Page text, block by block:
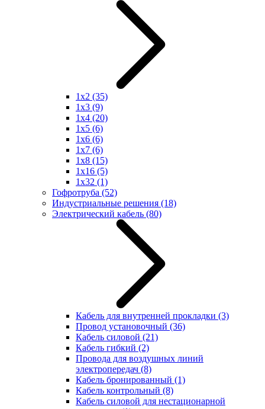
1x2 (35)
1x3 (9)
1x4 (20)
1x5 (6)
1x6 (6)
1x7 (6)
1x8 (15)
1x16 (5)
1x32 (1)
Гофротруба (52)
Индустриальные решения (18)
Электрический кабель (80)
Кабель для внутренней прокладки (3)
Провод установочный (36)
Кабель силовой (21)
Кабель гибкий (2)
Провода для воздушных линий
электропередач (8)
Кабель бронированный (1)
Кабель контрольный (8)
Кабель силовой для нестационарной